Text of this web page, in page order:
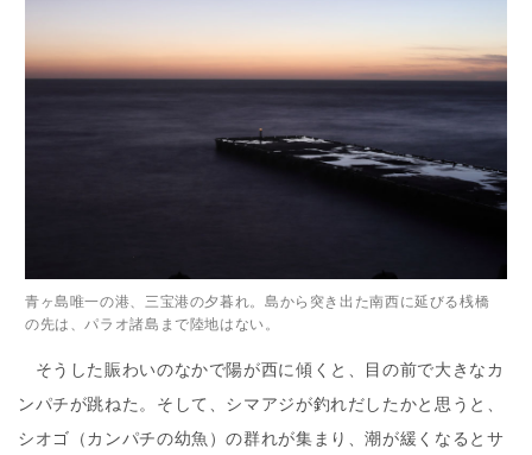
青ヶ島唯一の港、三宝港の夕暮れ。島から突き出た南西に延びる桟橋
の先は、パラオ諸島まで陸地はない。
そうした賑わいのなかで陽が西に傾くと、目の前で大きなカ
ンパチが跳ねた。そして、シマアジが釣れだしたかと思うと、
シオゴ（カンパチの幼魚）の群れが集まり、潮が緩くなるとサ